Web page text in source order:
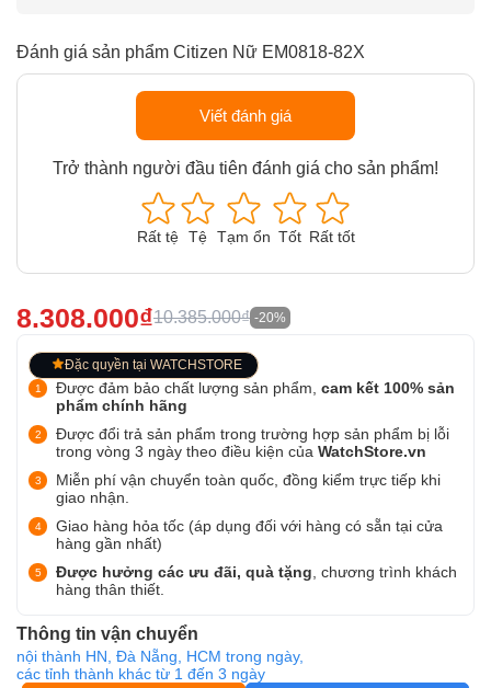
Đánh giá sản phẩm Citizen Nữ EM0818-82X
Viết đánh giá
Trở thành người đầu tiên đánh giá cho sản phẩm!
Rất tệ Tệ Tạm ổn Tốt Rất tốt
8.308.000₫10.385.000₫ -20%
Đặc quyền tại WATCHSTORE
Được đảm bảo chất lượng sản phẩm, cam kết 100% sản
phẩm chính hãng
Được đổi trả sản phẩm trong trường hợp sản phẩm bị lỗi
trong vòng 3 ngày theo điều kiện của WatchStore.vn
Miễn phí vận chuyển toàn quốc, đồng kiểm trực tiếp khi
giao nhận.
Giao hàng hỏa tốc (áp dụng đối với hàng có sẵn tại cửa
hàng gần nhất)
Được hưởng các ưu đãi, quà tặng , chương trình khách
hàng thân thiết.
Thông tin vận chuyển
nội thành HN, Đà Nẵng, HCM trong ngày,
các tỉnh thành khác từ 1 đến 3 ngày